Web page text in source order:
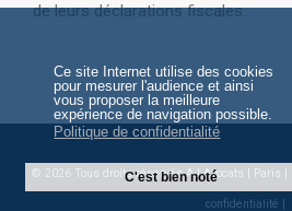
Ce site Internet utilise des cookies
pour mesurer l'audience et ainsi
vous proposer la meilleure
expérience de navigation possible.
Politique de confidentialité
C'est bien noté
de leurs déclarations fiscales.
© 2026 Tous droits réservés AJ Avocats | Paris |
confidentialité |